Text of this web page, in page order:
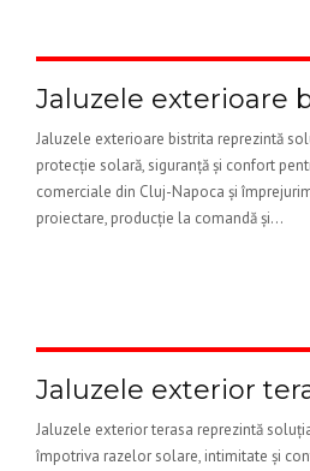
Jaluzele exterioare
Jaluzele exterioare bistrita reprezintă
protecție solară, siguranță și confort
comerciale din Cluj-Napoca și
proiectare, producție la comandă și...
Jaluzele exterior
Jaluzele exterior terasa reprezintă
împotriva razelor solare, intimitate și